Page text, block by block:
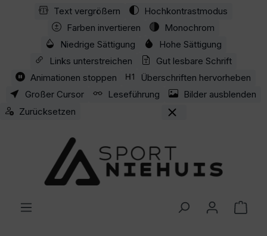
Zum Hauptinhalt springen
Text vergrößern
Hochkontrastmodus
Farben invertieren
Monochrom
Niedrige Sättigung
Hohe Sättigung
Links unterstreichen
Gut lesbare Schrift
Animationen stoppen
Überschriften hervorheben
Großer Cursor
Leseführung
Bilder ausblenden
Zurücksetzen